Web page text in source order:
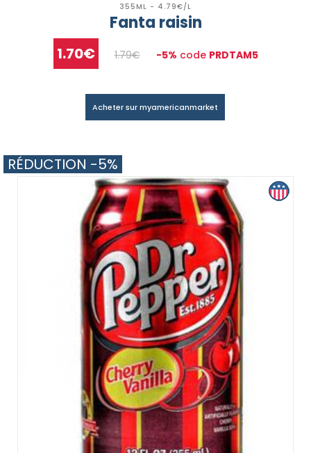
355ML - 4.79€/L
Fanta raisin
1.70€ 1.79€ -5% code PRDTAM5
Acheter sur myamericanmarket
RÉDUCTION -5%